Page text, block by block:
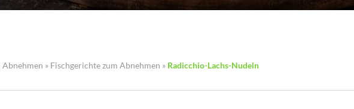
Abnehmen » Fischgerichte zum Abnehmen » Radicchio-Lachs-Nudeln